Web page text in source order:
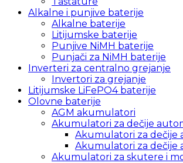
Alkalne i punjive baterije
Alkalne baterije
Litijumske baterije
Punjive NiMH baterije
Punjači za NiMH baterije
Inverteri za centralno grejanje
Invertori za grejanje
Litijumske LiFePO4 baterije
Olovne baterije
AGM akumulatori
Akumulatori za dečije
Akumulatori za dečije
Akumulatori za dečije
Akumulatori za skutere i